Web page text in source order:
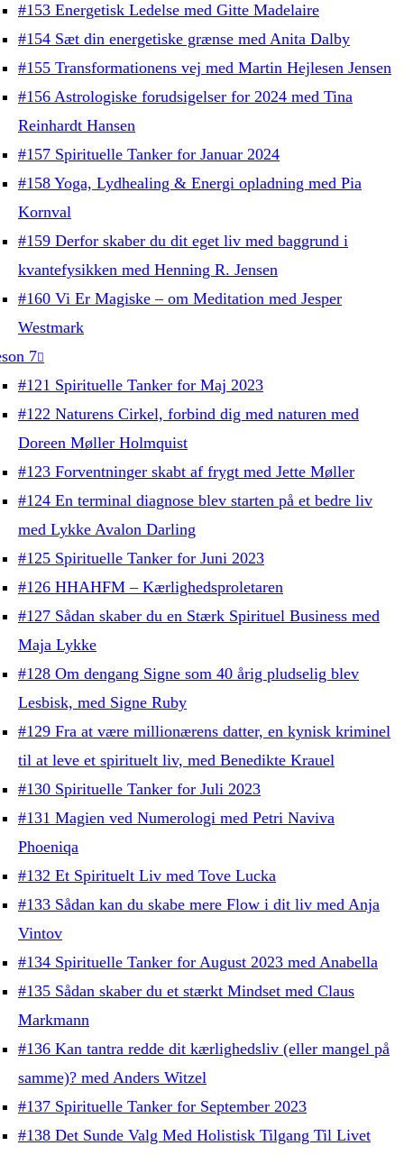
#153 Energetisk Ledelse med Gitte Madelaire
#154 Sæt din energetiske grænse med Anita Dalby
#155 Transformationens vej med Martin Hejlesen Jensen
#156 Astrologiske forudsigelser for 2024 med Tina
Reinhardt Hansen
#157 Spirituelle Tanker for Januar 2024
#158 Yoga, Lydhealing & Energi opladning med Pia
Kornval
#159 Derfor skaber du dit eget liv med baggrund i
kvantefysikken med Henning R. Jensen
#160 Vi Er Magiske – om Meditation med Jesper
Westmark
7
#121 Spirituelle Tanker for Maj 2023
#122 Naturens Cirkel, forbind dig med naturen med
Doreen Møller Holmquist
#123 Forventninger skabt af frygt med Jette Møller
#124 En terminal diagnose blev starten på et bedre liv
med Lykke Avalon Darling
#125 Spirituelle Tanker for Juni 2023
#126 HHAHFM – Kærlighedsproletaren
#127 Sådan skaber du en Stærk Spirituel Business med
Maja Lykke
#128 Om dengang Signe som 40 årig pludselig blev
Lesbisk, med Signe Ruby
#129 Fra at være millionærens datter, en kynisk kriminel
til at leve et spirituelt liv, med Benedikte Krauel
#130 Spirituelle Tanker for Juli 2023
#131 Magien ved Numerologi med Petri Naviva
Phoeniqa
#132 Et Spirituelt Liv med Tove Lucka
#133 Sådan kan du skabe mere Flow i dit liv med Anja
Vintov
#134 Spirituelle Tanker for August 2023 med Anabella
#135 Sådan skaber du et stærkt Mindset med Claus
Markmann
#136 Kan tantra redde dit kærlighedsliv (eller mangel på
samme)? med Anders Witzel
#137 Spirituelle Tanker for September 2023
#138 Det Sunde Valg Med Holistisk Tilgang Til Livet